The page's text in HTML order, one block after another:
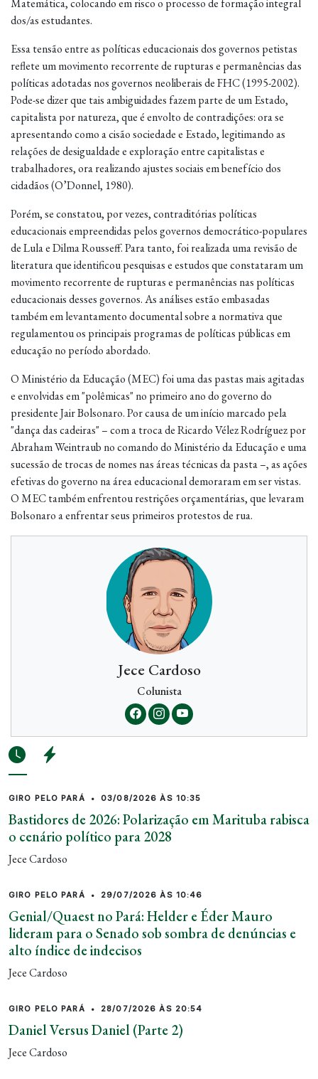
Matemática, colocando em risco o processo de formação integral
dos/as estudantes.
Essa tensão entre as políticas educacionais dos governos petistas
reflete um movimento recorrente de rupturas e permanências das
políticas adotadas nos governos neoliberais de FHC (1995-2002).
Pode-se dizer que tais ambiguidades fazem parte de um Estado,
capitalista por natureza, que é envolto de contradições: ora se
apresentando como a cisão sociedade e Estado, legitimando as
relações de desigualdade e exploração entre capitalistas e
trabalhadores, ora realizando ajustes sociais em benefício dos
cidadãos (O’Donnel, 1980).
Porém, se constatou, por vezes, contraditórias políticas
educacionais empreendidas pelos governos democrático-populares
de Lula e Dilma Rousseff. Para tanto, foi realizada uma revisão de
literatura que identificou pesquisas e estudos que constataram um
movimento recorrente de rupturas e permanências nas políticas
educacionais desses governos. As análises estão embasadas
também em levantamento documental sobre a normativa que
regulamentou os principais programas de políticas públicas em
educação no período abordado.
O Ministério da Educação (MEC) foi uma das pastas mais agitadas
e envolvidas em "polêmicas" no primeiro ano do governo do
presidente Jair Bolsonaro. Por causa de um início marcado pela
"dança das cadeiras" – com a troca de Ricardo Vélez Rodríguez por
Abraham Weintraub no comando do Ministério da Educação e uma
sucessão de trocas de nomes nas áreas técnicas da pasta –, as ações
efetivas do governo na área educacional demoraram em ser vistas.
O MEC também enfrentou restrições orçamentárias, que levaram
Bolsonaro a enfrentar seus primeiros protestos de rua.
Jece Cardoso
Colunista
GIRO PELO PARÁ • 03/08/2026 ÀS 10:35
Bastidores de 2026: Polarização em Marituba rabisca
o cenário político para 2028
Jece Cardoso
GIRO PELO PARÁ • 29/07/2026 ÀS 10:46
Genial/Quaest no Pará: Helder e Éder Mauro
lideram para o Senado sob sombra de denúncias e
alto índice de indecisos
Jece Cardoso
GIRO PELO PARÁ • 28/07/2026 ÀS 20:54
Daniel Versus Daniel (Parte 2)
Jece Cardoso